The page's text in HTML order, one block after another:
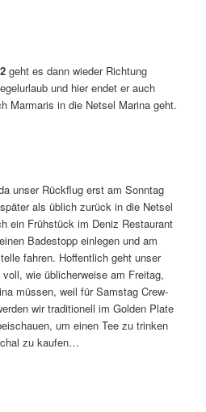
geht es dann wieder Richtung
und hier endet er auch
Marmaris in die Netsel Marina geht.
unser Rückflug erst am Sonntag
als üblich zurück in die Netsel
ein Frühstück im Deniz Restaurant
Badestopp einlegen und am
fahren. Hoffentlich geht unser
wie üblicherweise am Freitag,
müssen, weil für Samstag Crew-
wir traditionell im Golden Plate
um einen Tee zu trinken
zu kaufen…